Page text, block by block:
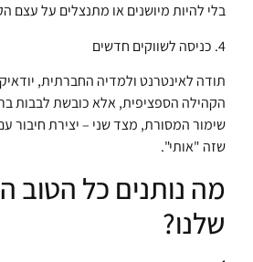
בלי להיות מיושנים או מתנצלים על עצם
4. כניסה לשווקים חדשים
תודה לאינטרנט ולמדיה החברתית,
הקהילה הספציפית, אלא כובשת לבבות
שימור המסורת, מצד שני – יצירת
שזה "אותי".
מה נותנים כל הטוב
שלנו?